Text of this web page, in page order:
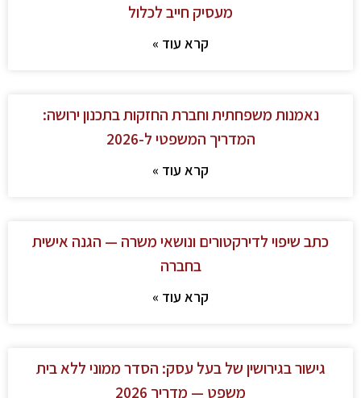
מעסיק חייב לכלול
קרא עוד »
נאמנות משפחתית וחברת החזקות בתכנון ירושה:
המדריך המשפטי ל-2026
קרא עוד »
כתב שיפוי לדירקטורים ונושאי משרה — הגנה אישית
בחברה
קרא עוד »
גישור בגירושין של בעל עסק: הסדר ממוני ללא בית
משפט — מדריך 2026